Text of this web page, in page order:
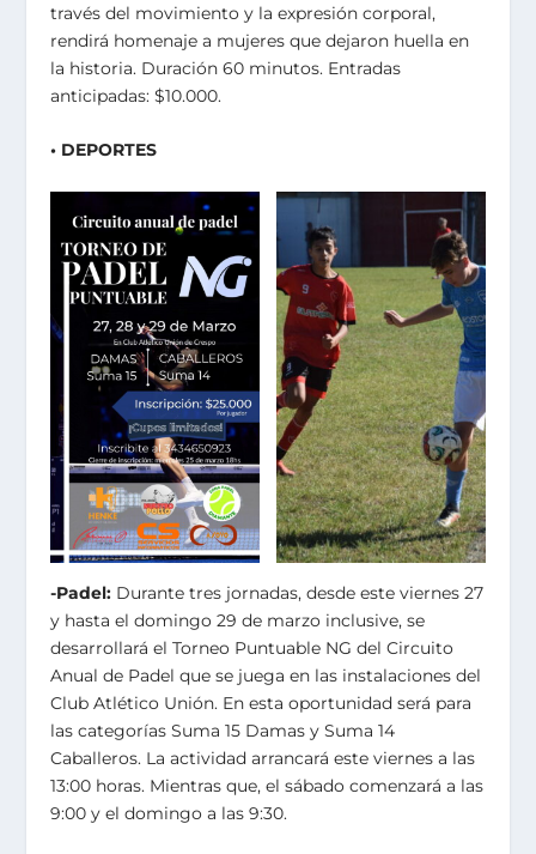
través del movimiento y la expresión corporal,
rendirá homenaje a mujeres que dejaron huella en
la historia. Duración 60 minutos. Entradas
anticipadas: $10.000.
• DEPORTES
-Padel: Durante tres jornadas, desde este viernes 27
y hasta el domingo 29 de marzo inclusive, se
desarrollará el Torneo Puntuable NG del Circuito
Anual de Padel que se juega en las instalaciones del
Club Atlético Unión. En esta oportunidad será para
las categorías Suma 15 Damas y Suma 14
Caballeros. La actividad arrancará este viernes a las
13:00 horas. Mientras que, el sábado comenzará a las
9:00 y el domingo a las 9:30.